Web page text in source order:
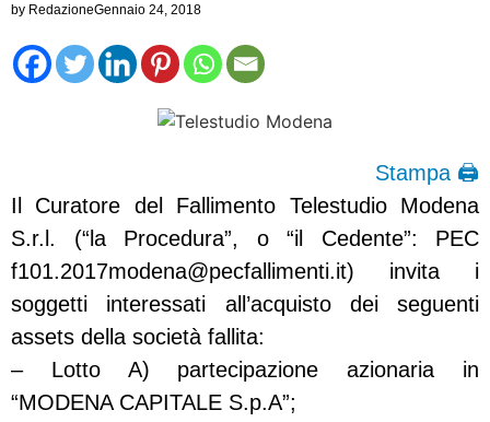
by RedazioneGennaio 24, 2018
Stampa 🖨
Il Curatore del Fallimento Telestudio Modena
S.r.l. (“la Procedura”, o “il Cedente”: PEC
f101.2017modena@pecfallimenti.it) invita i
soggetti interessati all’acquisto dei seguenti
assets della società fallita:
– Lotto A) partecipazione azionaria in
“MODENA CAPITALE S.p.A”;